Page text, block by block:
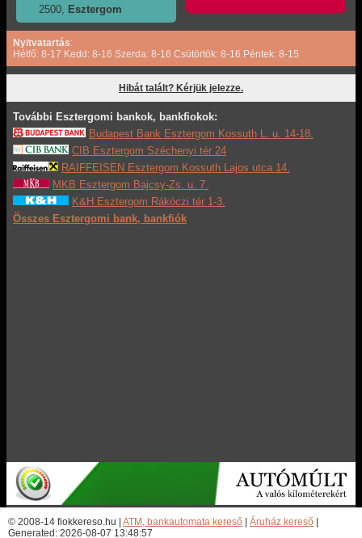
2500, Esztergom
Nyitvatartás:
Hétfő: 8-17 Kedd: 8-16 Szerda: 8-16 Csütörtök: 8-16 Péntek: 8-15
Hibát talált? Kérjük jelezze.
További Esztergomi bankok, bankfiokok:
Budapest Bank Esztergom Kossuth L. u. 14-18.
CIB Esztergom Széchenyi tér 24
RAIFFEISEN Esztergom Kossuth Lajos utca 14.
MKB Esztergom Bajcsy-Zs. u. 7.
K&H Esztergom Rákóczi tér 1-3.
Összes Esztergomi bank, bankfiók
© 2008-14 fiokkereso.hu | ATM, bankautomata kereső Áruház kereső
Generated: 2026-08-07 13:48:57